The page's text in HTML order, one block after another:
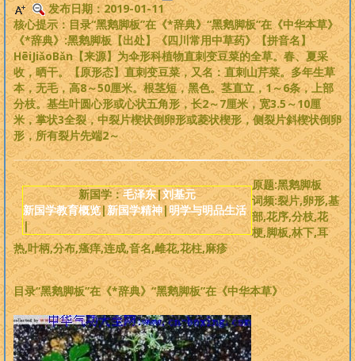
版权必读
刘基元
新国学理论
婴童教育
人性教育
居住教育
健身医学
基元学网
发布日期：2019-01-11
核心提示：目录“黑鹅脚板”在《*辞典》“黑鹅脚板”在《中华本草》
《*辞典》:黑鹅脚板【出处】《四川常用中草药》【拼音名】
HēiJiǎoBǎn【来源】为伞形科植物直刺变豆菜的全草。春、夏采
收，晒干。【原形态】直刺变豆菜，又名：直刺山芹菜。多年生草
本，无毛，高8～50厘米。根茎短，黑色。茎直立，1～6条，上部
分枝。基生叶圆心形或心状五角形，长2～7厘米，宽3.5～10厘
米，掌状3全裂，中裂片楔状倒卵形或菱状楔形，侧裂片斜楔状倒卵
形，所有裂片先端2～
新国学：毛泽东|刘基元
新国学教育概览|新国学精神|明学与明品生活
|
原题:黑鹅脚板
词频:裂片,卵形,基
部,花序,分枝,花
梗,脚板,林下,耳
热,叶柄,分布,瘙痒,连成,音名,雌花,花柱,麻疹
目录“黑鹅脚板”在《*辞典》“黑鹅脚板”在《中华本草》